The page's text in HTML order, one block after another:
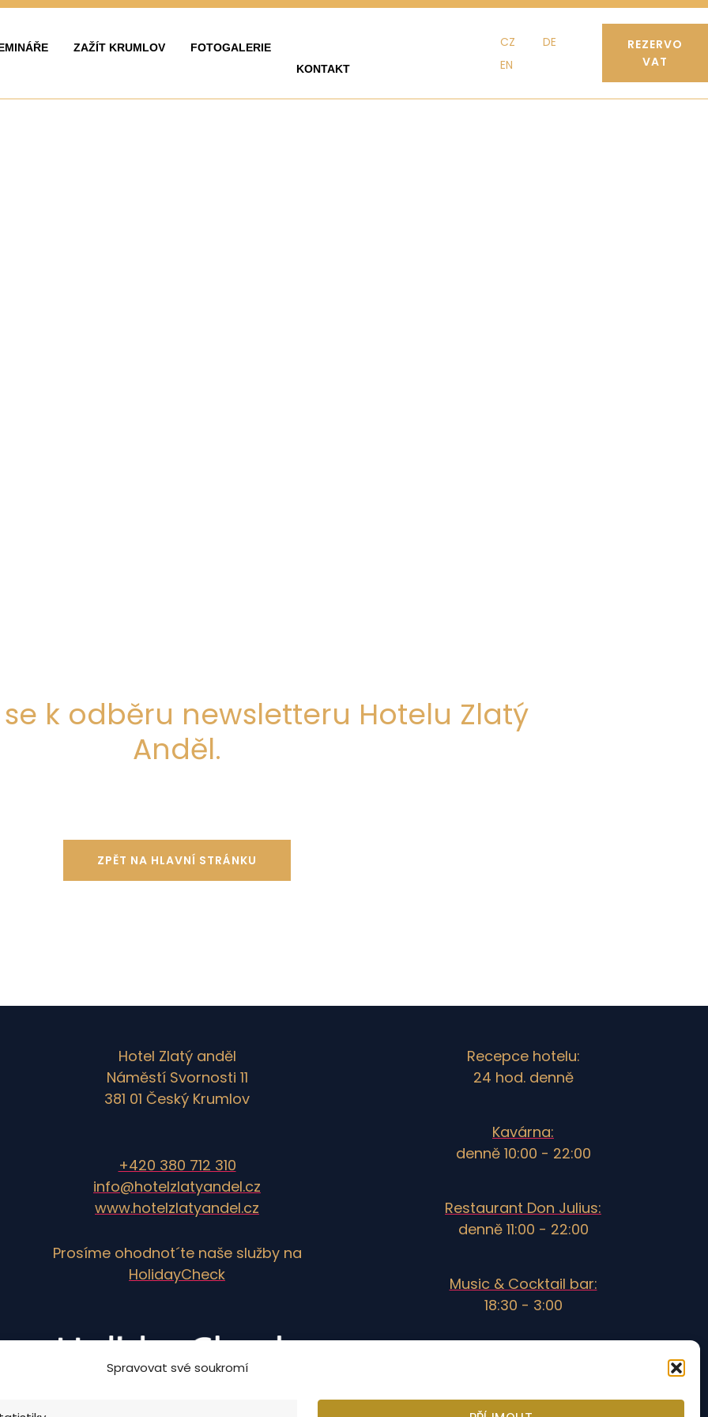
Spravovat své soukromí
ZAŽÍT KRUMLOV
FOTOGALERIE
KONTAKT
CZ
DE
EN
REZERVO
VAT
se k odběru newsletteru Hotelu Zlatý
Anděl.
ZPĚT NA HLAVNÍ STRÁNKU
Hotel Zlatý anděl
Náměstí Svornosti 11
381 01 Český Krumlov
+420 380 712 310
info@hotelzlatyandel.cz
www.hotelzlatyandel.cz
Prosíme ohodnot´te naše služby na
HolidayCheck
Recepce hotelu:
24 hod. denně
Kavárna:
denně 10:00 - 22:00
Restaurant Don Julius:
denně 11:00 - 22:00
Music & Cocktail bar:
18:30 - 3:00